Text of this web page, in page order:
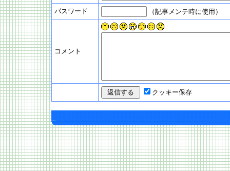
パスワード （記事メンテ時に使用）
コメント
クッキー保存